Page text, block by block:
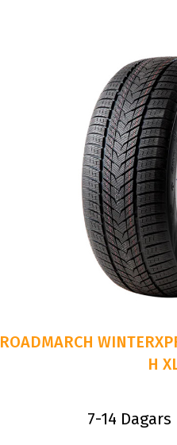
ROADMARCH
H
7-14